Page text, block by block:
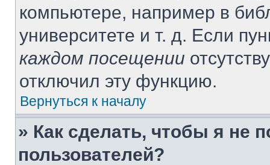
компьютере, например в
университете и т. д. Если
каждом посещении
отключил эту функцию.
Вернуться к началу
» Как сделать, чтобы я не
пользователей?